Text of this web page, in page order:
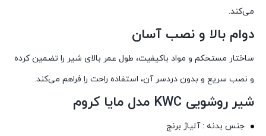
می‌کند.
دوام بالا و نصب آسان
ساختار مستحکم و مواد باکیفیت، طول عمر بالای شیر را تضمین کرده
و نصب سریع و بدون دردسر آن، استفاده راحت را فراهم می‌کند.
شیر روشویی KWC مدل مایا کروم
جنس بدنه : آلیاژ برنج